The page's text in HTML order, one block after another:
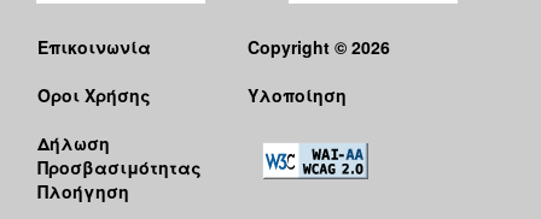
Επικοινωνία
Όροι Χρήσης
Δήλωση
Προσβασιμότητας
Πλοήγηση
Copyright © 2026
Υλοποίηση